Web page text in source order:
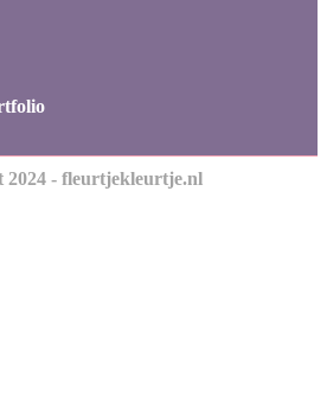
2024 - fleurtjekleurtje.nl